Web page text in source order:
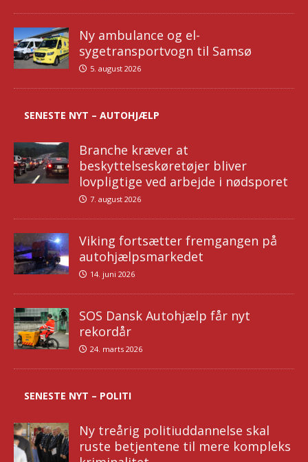
Ny ambulance og el-
sygetransportvogn til Samsø
5. august 2026
SENESTE NYT – AUTOHJÆLP
Branche kræver at
beskyttelseskøretøjer bliver
lovpligtige ved arbejde i nødsporet
7. august 2026
Viking fortsætter fremgangen på
autohjælpsmarkedet
14. juni 2026
SOS Dansk Autohjælp får nyt
rekordår
24. marts 2026
SENESTE NYT – POLITI
Ny treårig politiuddannelse skal
ruste betjentene til mere kompleks